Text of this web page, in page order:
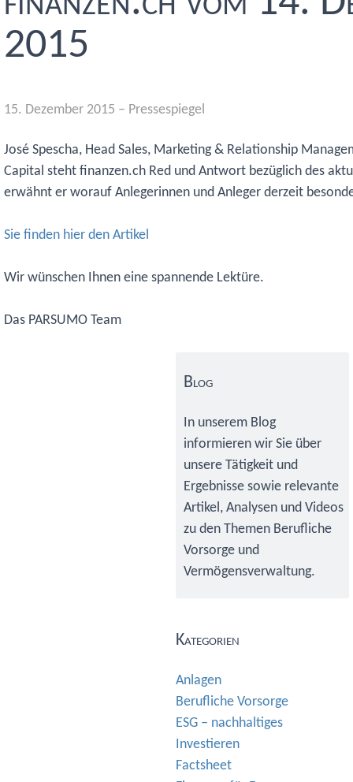
2015
15. Dezember 2015 – Pressespiegel
José Spescha, Head Sales, Marketing & Relationship
Capital steht finanzen.ch Red und Antwort bezüglich des
erwähnt er worauf Anlegerinnen und Anleger derzeit
Sie finden hier den Artikel
Wir wünschen Ihnen eine spannende Lektüre.
Das PARSUMO Team
Sidebar
Blog
In unserem Blog
informieren wir Sie über
unsere Tätigkeit und
Ergebnisse sowie relevante
Artikel, Analysen und Videos
zu den Themen Berufliche
Vorsorge und
Vermögensverwaltung.
Kategorien
Anlagen
Berufliche Vorsorge
ESG – nachhaltiges
Investieren
Factsheet